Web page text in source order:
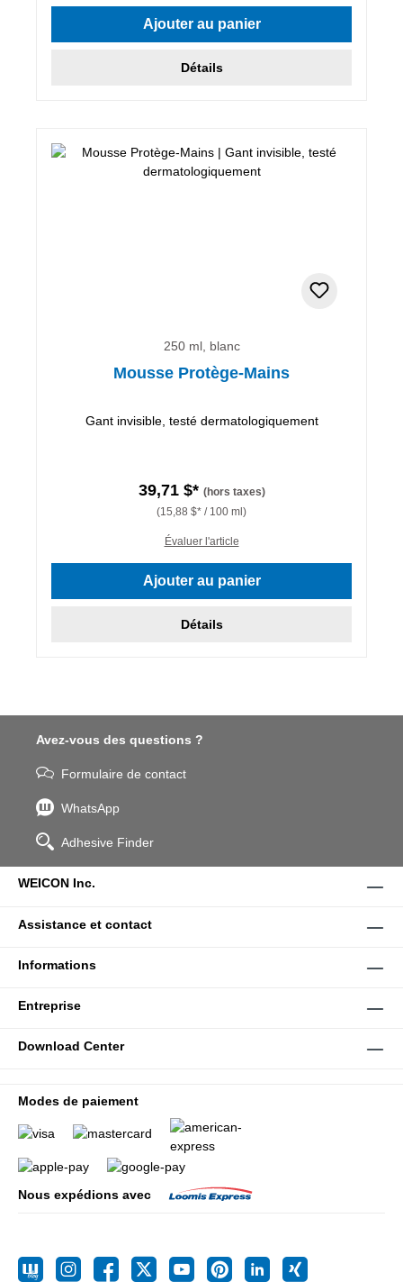
Ajouter au panier
Détails
250 ml, blanc
Mousse Protège-Mains
Gant invisible, testé dermatologiquement
39,71 $* (hors taxes)
(15,88 $* / 100 ml)
Évaluer l'article
Ajouter au panier
Détails
Avez-vous des questions ?
Formulaire de contact
WhatsApp
Adhesive Finder
WEICON Inc.
Assistance et contact
Informations
Entreprise
Download Center
Modes de paiement
Nous expédions avec